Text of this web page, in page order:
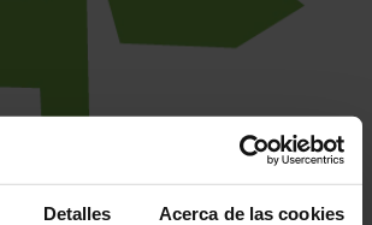
Detalles Acerca de las cookies